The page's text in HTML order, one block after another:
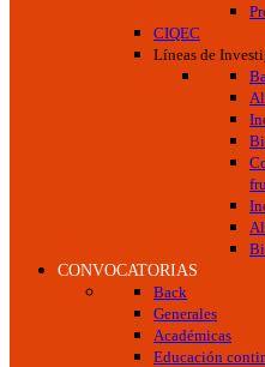
CIQEC
Líneas de
CONVOCATORIAS
Back
Generales
Académicas
Educación